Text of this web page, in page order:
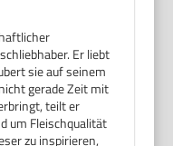
Er liebt
sie auf seinem
gerade Zeit mit
teilt er
um Fleischqualität
zu inspirieren,